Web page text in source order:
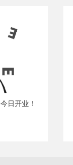
日开业！